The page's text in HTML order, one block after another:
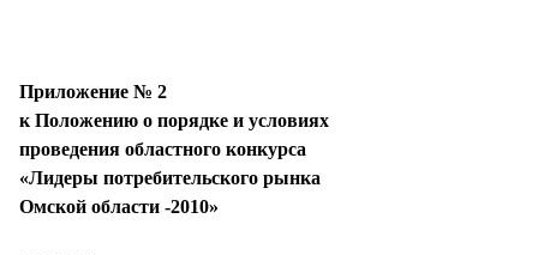
Приложение № 2
к Положению о порядке и условиях
проведения областного конкурса
«Лидеры потребительского рынка
Омской области -2010»